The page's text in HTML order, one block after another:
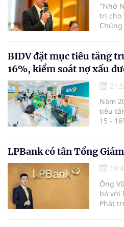
"Nhờ
trị cho
thành
BIDV đặt mục tiêu tăng
16%, kiểm soát nợ xấu
Năm
tiêu
15 -
cổ
2023.
LPBank có tân Tổng
Ông
bó với
Phát